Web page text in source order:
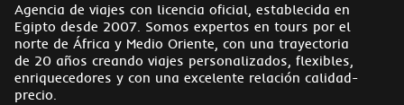
Agencia de viajes con licencia oficial, establecida en
Egipto desde 2007. Somos expertos en tours por el
norte de África y Medio Oriente, con una trayectoria
de 20 años creando viajes personalizados, flexibles,
enriquecedores y con una excelente relación calidad-
precio.